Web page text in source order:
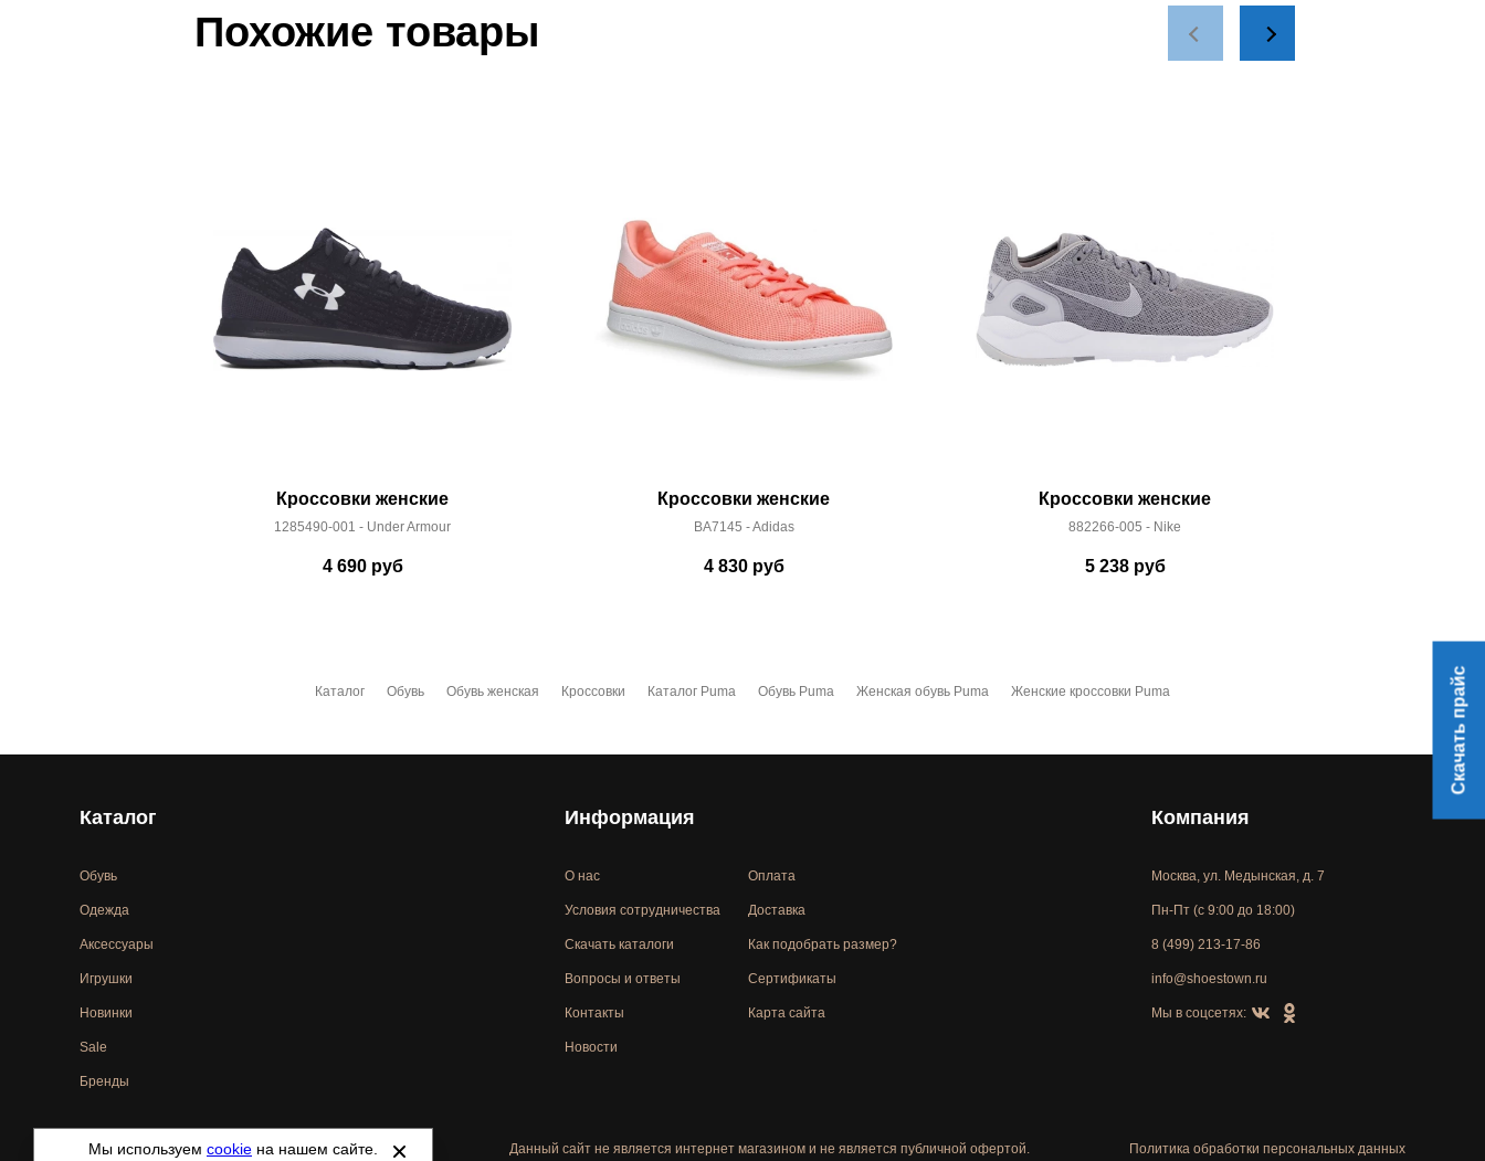
Cilia Mode
0
Похожие товары
Кроссовки женские
1285490-001 - Under Armour
4 690руб
Кроссовки женские
BA7145 - Adidas
4 830руб
Кроссовки женские
882266-005 - Nike
5 238руб
Каталог Обувь Обувь женская Кроссовки Каталог Puma Обувь Puma Женская обувь Puma Женские кроссовки Puma
Каталог
Обувь
Одежда
Аксессуары
Игрушки
Новинки
Sale
Бренды
Информация
О нас
Условия сотрудничества
Скачать каталоги
Вопросы и ответы
Контакты
Новости
Оплата
Доставка
Как подобрать размер?
Сертификаты
Карта сайта
Компания
Москва, ул. Медынская, д. 7
Пн-Пт (с 9:00 до 18:00)
8 (499) 213-17-86
info@shoestown.ru
Мы в соцсетях:
©2021-2026 - ShoesTown.ru - все права защищены. Данный сайт не является интернет магазином и не является публичной офертой. Политика обработки персональных данных
Скачать прайс
Мы используем cookie на нашем сайте.